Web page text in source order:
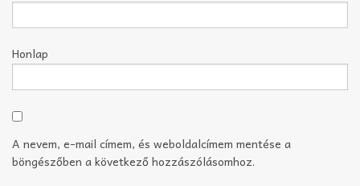
Honlap
A nevem, e-mail címem, és weboldalcímem mentése a
böngészőben a következő hozzászólásomhoz.